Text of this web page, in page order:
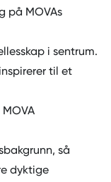
på MOVAs
i sentrum.
til et
så
dyktige